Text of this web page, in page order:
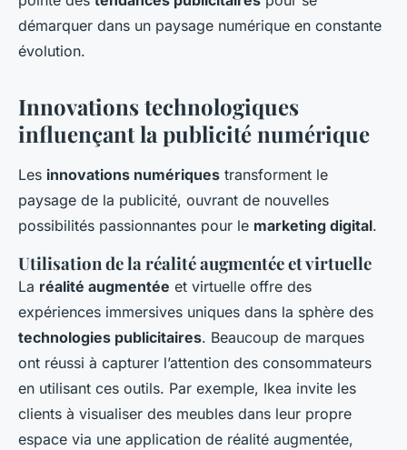
démarquer dans un paysage numérique en constante
évolution.
Innovations technologiques
influençant la publicité numérique
Les innovations numériques transforment le
paysage de la publicité, ouvrant de nouvelles
possibilités passionnantes pour le marketing digital.
Utilisation de la réalité augmentée et virtuelle
La réalité augmentée et virtuelle offre des
expériences immersives uniques dans la sphère des
technologies publicitaires. Beaucoup de marques
ont réussi à capturer l’attention des consommateurs
en utilisant ces outils. Par exemple, Ikea invite les
clients à visualiser des meubles dans leur propre
espace via une application de réalité augmentée,